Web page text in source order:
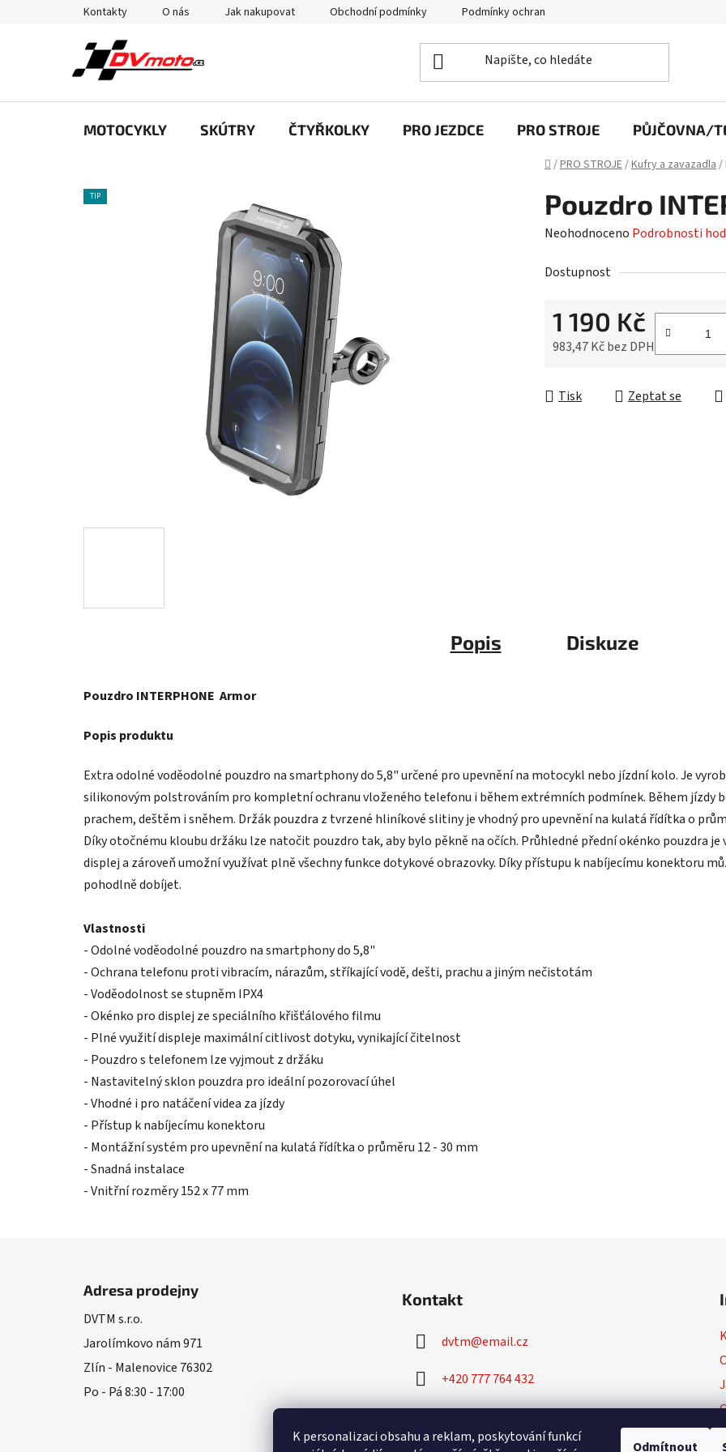
K personalizaci obsahu a reklam, poskytování funkcí
Odmítnout
Kontakty O nás Jak nakupovat Obchodní podmínky Podmínky ochrany osobních údajů
MOTOCYKLY SKÚTRY ČTYŘKOLKY PRO JEZDCE PRO STROJE PŮJČOVNA/
Domů
/PRO STROJE/Kufry a zavazadla/
Pouzdro
Průměrné
produktu
0,0
Neohodnoceno Podrobnosti
Dostupnost
1 190 Kč
983,47 Kč bez DPH
Tisk Zeptat se
TIP
Popis Diskuze
Pouzdro INTERPHONE Armor
Popis produktu
Extra odolné voděodolné pouzdro na smartphony do 5,8" určené pro upevnění na motocykl nebo jízdní kolo. Je
silikonovým polstrováním pro kompletní ochranu vloženého telefonu i během extrémních podmínek. Během jízdy
prachem, deštěm i sněhem. Držák pouzdra z tvrzené hliníkové slitiny je vhodný pro upevnění na kulatá řídítka o
Díky otočnému kloubu držáku lze natočit pouzdro tak, aby bylo pěkně na očích. Průhledné přední okénko pouzdra
displej a zároveň umožní využívat plně všechny funkce dotykové obrazovky. Díky přístupu k nabíjecímu konektoru
pohodlně dobíjet.
Vlastnosti
- Odolné voděodolné pouzdro na smartphony do 5,8"
- Ochrana telefonu proti vibracím, nárazům, stříkající vodě, dešti, prachu a jiným nečistotám
- Voděodolnost se stupněm IPX4
- Okénko pro displej ze speciálního křišťálového filmu
- Plné využití displeje maximální citlivost dotyku, vynikající čitelnost
- Pouzdro s telefonem lze vyjmout z držáku
- Nastavitelný sklon pouzdra pro ideální pozorovací úhel
- Vhodné i pro natáčení videa za jízdy
- Přístup k nabíjecímu konektoru
- Montážní systém pro upevnění na kulatá řídítka o průměru 12 - 30 mm
- Snadná instalace
- Vnitřní rozměry 152 x 77 mm
Adresa prodejny
DVTM s.r.o.
Jarolímkovo nám 971
Zlín - Malenovice 76302
Po - Pá 8:30 - 17:00
Kontakt
dvtm@email.cz
+420 777 764 432